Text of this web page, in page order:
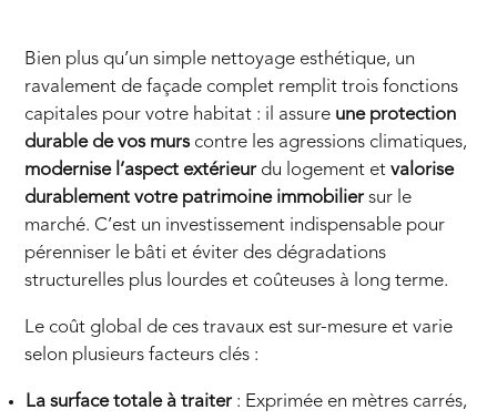
Bien plus qu’un simple nettoyage esthétique, un
ravalement de façade complet remplit trois fonctions
capitales pour votre habitat : il assure une protection
durable de vos murs contre les agressions climatiques,
modernise l’aspect extérieurdu logement etvalorise
durablement votre patrimoine immobiliersur le
marché. C’est un investissement indispensable pour
pérenniser le bâti et éviter des dégradations
structurelles plus lourdes et coûteuses à long terme.
Le coût global de ces travaux est sur-mesure et varie
selon plusieurs facteurs clés :
La surface totale à traiter: Exprimée en mètres carrés,